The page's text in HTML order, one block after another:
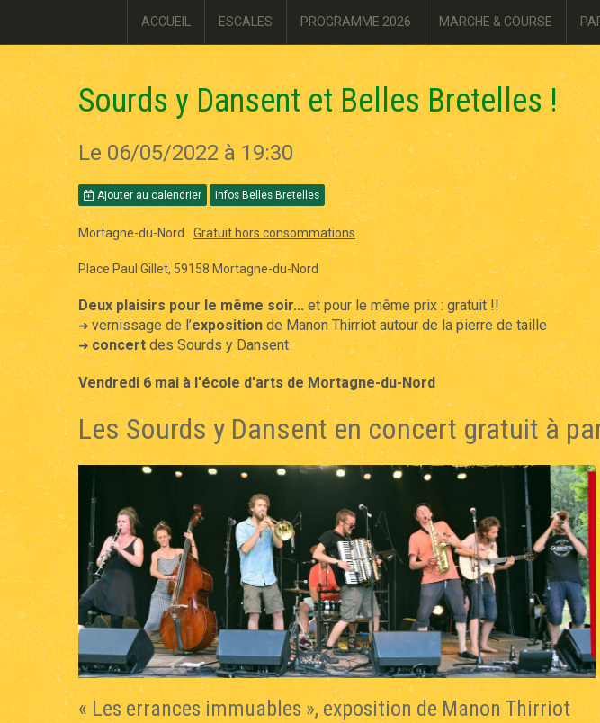
ACCUEIL ESCALES PROGRAMME 2026 MARCHE & COURSE
Sourds y Dansent et Belles Bretelles !
Le 06/05/2022 à 19:30
Ajouter au calendrier Infos Belles Bretelles
Mortagne-du-Nord Gratuit hors consommations
Place Paul Gillet, 59158 Mortagne-du-Nord
Deux plaisirs pour le même soir...et pour le même prix : gratuit !!
➜ vernissage de l’exposition de Manon Thirriot autour de la pierre de taille
➜concertdes Sourds y Dansent
Vendredi 6 mai à l'école d'arts de Mortagne-du-Nord
Les Sourds y Dansent en concert gratuit à
« Les errances immuables », exposition de Manon Thirriot